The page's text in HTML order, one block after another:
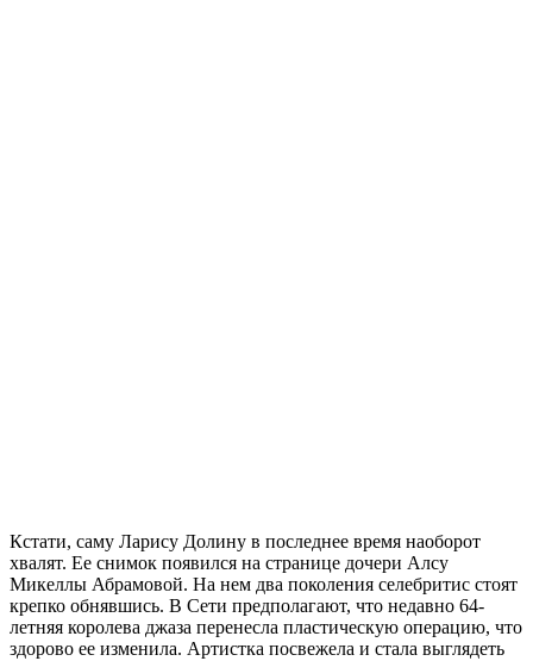
Кстати, саму Ларису Долину в последнее время наоборот
хвалят. Ее снимок появился на странице дочери Алсу
Микеллы Абрамовой. На нем два поколения селебритис стоят
крепко обнявшись. В Сети предполагают, что недавно 64-
летняя королева джаза перенесла пластическую операцию, что
здорово ее изменила. Артистка посвежела и стала выглядеть